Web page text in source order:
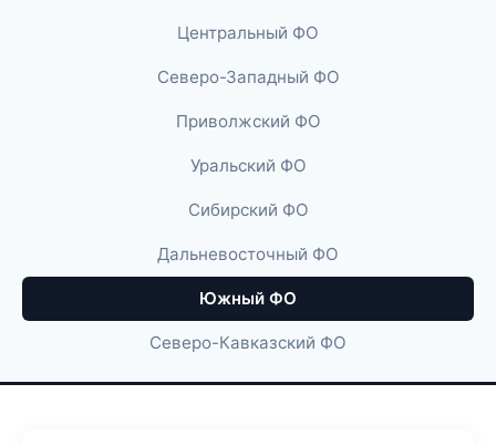
Центральный ФО
Северо-Западный ФО
Приволжский ФО
Уральский ФО
Сибирский ФО
Дальневосточный ФО
Южный ФО
Северо-Кавказский ФО